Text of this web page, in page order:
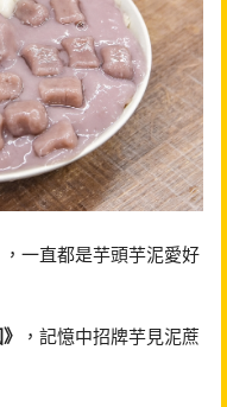
，一直都是芋頭芋泥愛好
，記憶中招牌芋見泥蔗